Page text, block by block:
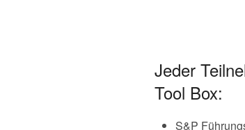
Jeder
Tool Box:
S&P